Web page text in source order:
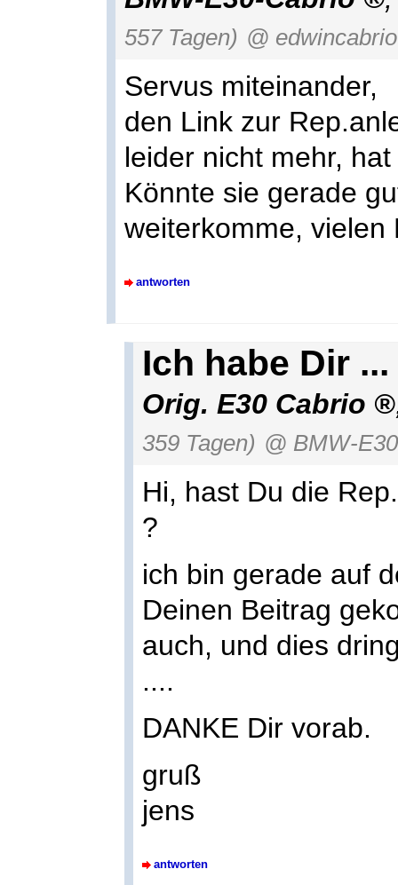
557 Tagen) @ edwincabrio
Servus miteinander,
den Link zur
leider nicht mehr,
Könnte sie gerade
weiterkomme, vielen
antworten
Ich habe Dir ...
Orig. E30 Cabrio
359 Tagen) @ BMW-
Hi, hast Du die
?
ich bin gerade auf
Deinen Beitrag
auch, und dies
....
DANKE Dir vorab.
gruß
jens
antworten